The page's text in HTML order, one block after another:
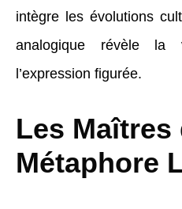
intègre les évolutions
analogique révèle la
l’expression figurée.
Les Maîtres
Métaphore